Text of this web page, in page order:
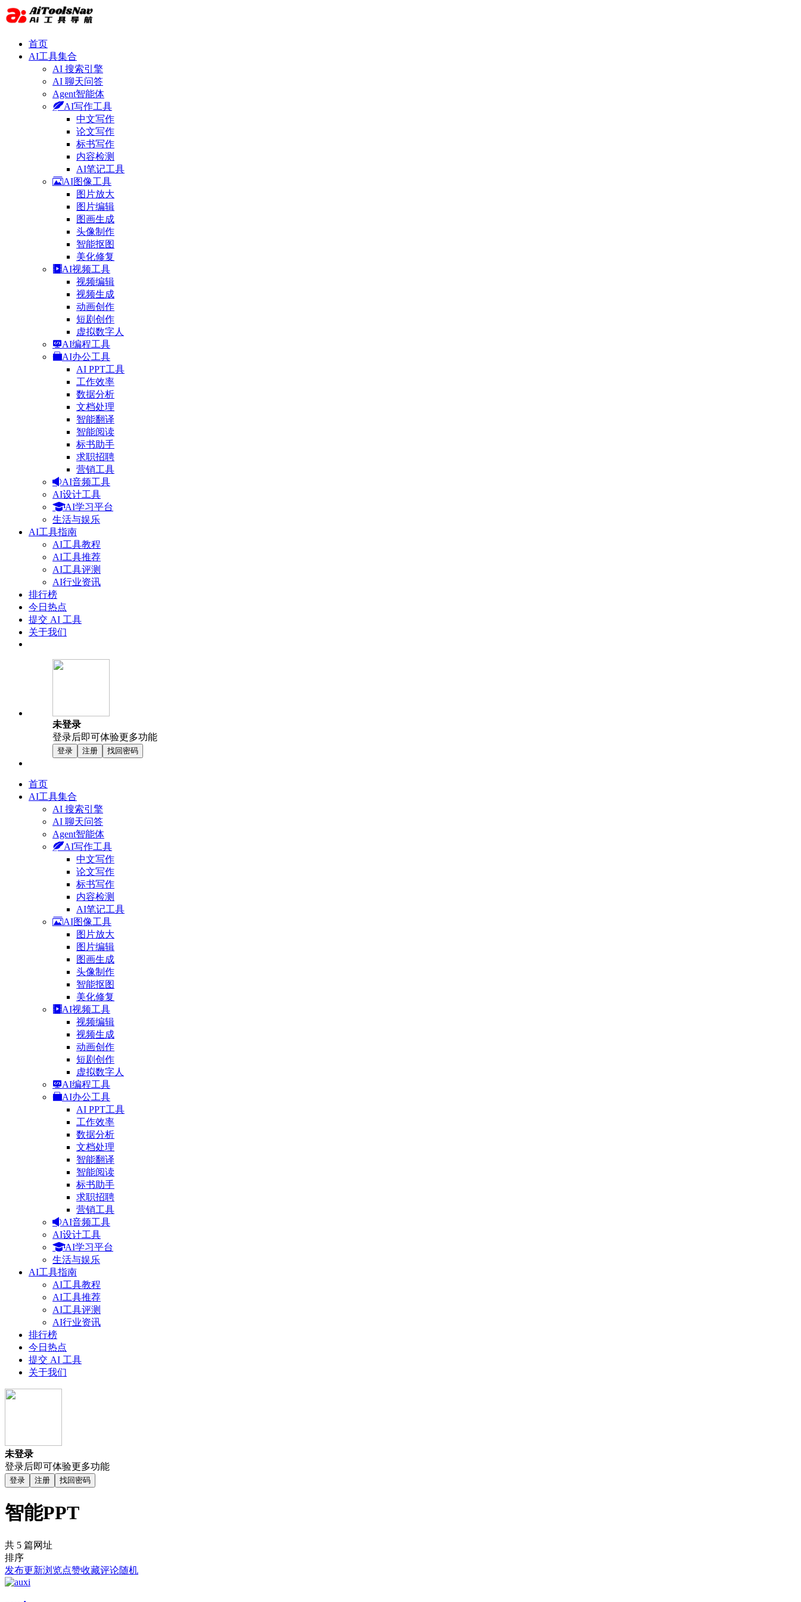
首页
AI工具集合
AI 搜索引擎
AI 聊天问答
Agent智能体
AI写作工具
中文写作
论文写作
标书写作
内容检测
AI笔记工具
AI图像工具
图片放大
图片编辑
图画生成
头像制作
智能抠图
美化修复
AI视频工具
视频编辑
视频生成
动画创作
短剧创作
虚拟数字人
AI编程工具
AI办公工具
AI PPT工具
工作效率
数据分析
文档处理
智能翻译
智能阅读
标书助手
求职招聘
营销工具
AI音频工具
AI设计工具
AI学习平台
生活与娱乐
AI工具指南
AI工具教程
AI工具推荐
AI工具评测
AI行业资讯
排行榜
今日热点
提交 AI 工具
关于我们
未登录
登录后即可体验更多功能
登录 注册 找回密码
首页
AI工具集合
AI 搜索引擎
AI 聊天问答
Agent智能体
AI写作工具
中文写作
论文写作
标书写作
内容检测
AI笔记工具
AI图像工具
图片放大
图片编辑
图画生成
头像制作
智能抠图
美化修复
AI视频工具
视频编辑
视频生成
动画创作
短剧创作
虚拟数字人
AI编程工具
AI办公工具
AI PPT工具
工作效率
数据分析
文档处理
智能翻译
智能阅读
标书助手
求职招聘
营销工具
AI音频工具
AI设计工具
AI学习平台
生活与娱乐
AI工具指南
AI工具教程
AI工具推荐
AI工具评测
AI行业资讯
排行榜
今日热点
提交 AI 工具
关于我们
未登录
登录后即可体验更多功能
登录 注册 找回密码
智能PPT
共 5 篇网址
排序
发布更新浏览点赞收藏评论随机